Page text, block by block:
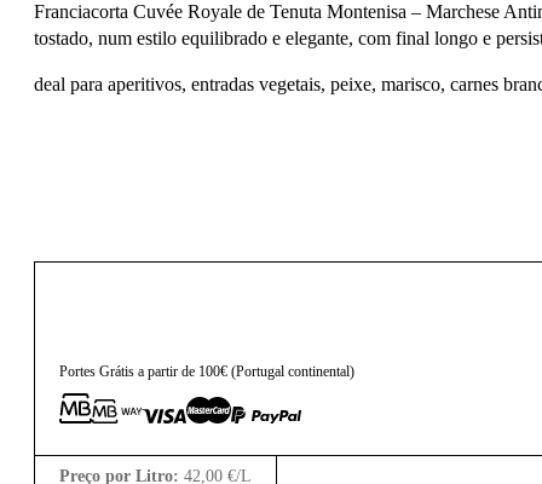
Franciacorta Cuvée Royale de Tenuta Montenisa – Marchese
tostado, num estilo equilibrado e elegante, com final longo e
deal para aperitivos, entradas vegetais, peixe, marisco, carnes
Portes Grátis a partir de 100€ (Portugal continental)
Preço por Litro: 42,00 €/L